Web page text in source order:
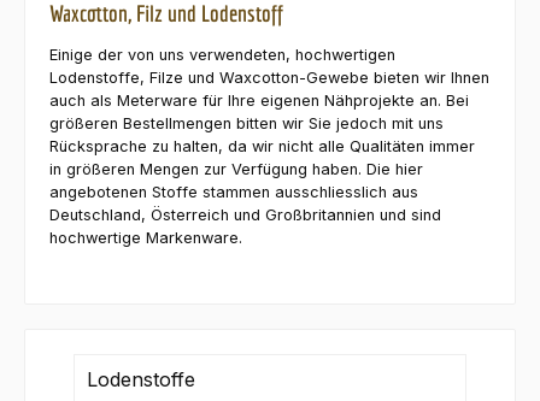
Waxcotton, Filz und Lodenstoff
Einige der von uns verwendeten, hochwertigen
Lodenstoffe, Filze und Waxcotton-Gewebe bieten wir Ihnen
auch als Meterware für Ihre eigenen Nähprojekte an. Bei
größeren Bestellmengen bitten wir Sie jedoch mit uns
Rücksprache zu halten, da wir nicht alle Qualitäten immer
in größeren Mengen zur Verfügung haben. Die hier
angebotenen Stoffe stammen ausschliesslich aus
Deutschland, Österreich und Großbritannien und sind
hochwertige Markenware.
Lodenstoffe